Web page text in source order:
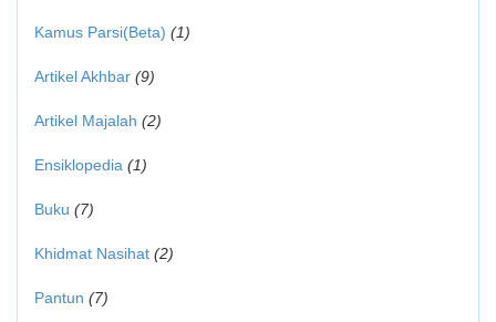
Kamus Parsi(Beta) (1)
Artikel Akhbar (9)
Artikel Majalah (2)
Ensiklopedia (1)
Buku (7)
Khidmat Nasihat (2)
Pantun (7)